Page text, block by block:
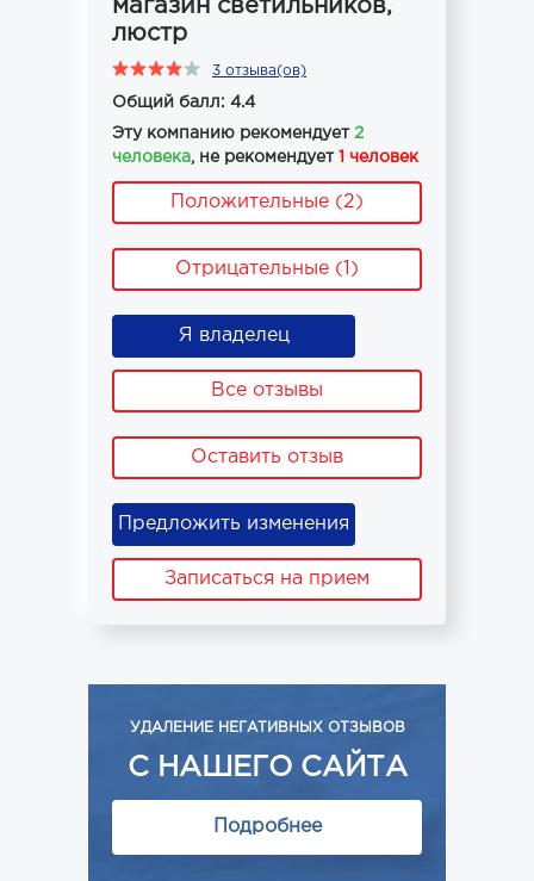
магазин светильников,
люстр
3 отзыва(ов)
Общий балл: 4.4
Эту компанию рекомендует 2
человека, не рекомендует 1 человек
Положительные (2)
Отрицательные (1)
Я владелец
Все отзывы
Оставить отзыв
Предложить изменения
Записаться на прием
УДАЛЕНИЕ НЕГАТИВНЫХ ОТЗЫВОВ
С НАШЕГО САЙТА
Подробнее